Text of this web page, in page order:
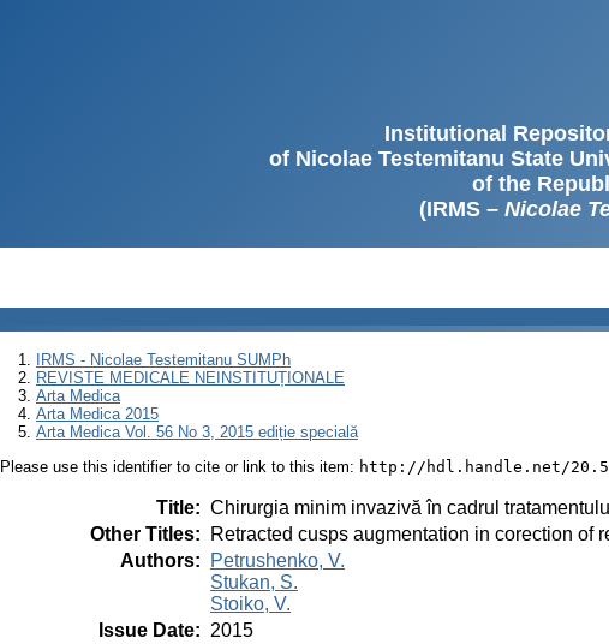
Institutional
of Nicolae Testemitanu State
of the
(IRMS – Nicolae
IRMS - Nicolae Testemitanu SUMPh
REVISTE MEDICALE NEINSTITUȚIONALE
Arta Medica
Arta Medica 2015
Arta Medica Vol. 56 No 3, 2015 ediție specială
Please use this identifier to cite or link to this item: http://hdl.handle.net/
Title: Chirurgia minim invazivă în cadrul
Other Titles:
Retracted cusps augmentation in corection of
Authors:
Petrushenko, V.
Stukan, S.
Stoiko, V.
Issue Date: 2015